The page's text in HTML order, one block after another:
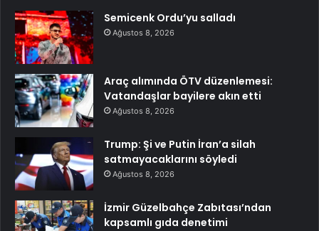
Semicenk Ordu’yu salladı
Ağustos 8, 2026
Araç alımında ÖTV düzenlemesi:
Vatandaşlar bayilere akın etti
Ağustos 8, 2026
Trump: Şi ve Putin İran’a silah
satmayacaklarını söyledi
Ağustos 8, 2026
İzmir Güzelbahçe Zabıtası’ndan
kapsamlı gıda denetimi